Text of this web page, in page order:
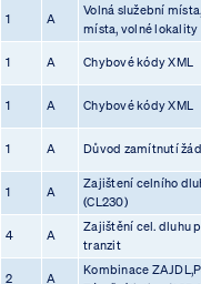
1 A
Volná služební
místa, volné lokality
1 A Chybové kódy XML
1 A Chybové kódy XML
1 A Důvod zamítnutí
1 A
Zajištení celního
(CL230)
4 A
Zajištění cel. dluhu
tranzit
2 A
Kombinace